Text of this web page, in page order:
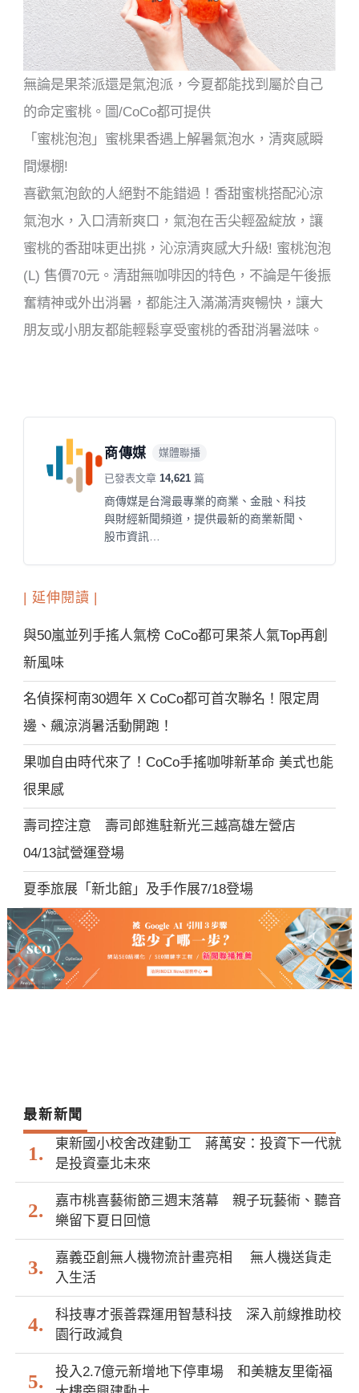
無論是果茶派還是氣泡派，今夏都能找到屬於自己
的命定蜜桃。圖/CoCo都可提供
「蜜桃泡泡」蜜桃果香遇上解暑氣泡水，清爽感瞬
間爆棚!
喜歡氣泡飲的人絕對不能錯過！香甜蜜桃搭配沁涼
氣泡水，入口清新爽口，氣泡在舌尖輕盈綻放，讓
蜜桃的香甜味更出挑，沁涼清爽感大升級! 蜜桃泡泡
(L) 售價70元。清甜無咖啡因的特色，不論是午後振
奮精神或外出消暑，都能注入滿滿清爽暢快，讓大
朋友或小朋友都能輕鬆享受蜜桃的香甜消暑滋味。
商傳媒 媒體聯播
已發表文章 14,621 篇
商傳媒是台灣最專業的商業、金融、科技
與財經新聞頻道，提供最新的商業新聞、
股市資訊…
| 延伸閱讀 |
與50嵐並列手搖人氣榜 CoCo都可果茶人氣Top再創
新風味
名偵探柯南30週年 X CoCo都可首次聯名！限定周
邊、飆涼消暑活動開跑！
果咖自由時代來了！CoCo手搖咖啡新革命 美式也能
很果感
壽司控注意 壽司郎進駐新光三越高雄左營店
04/13試營運登場
夏季旅展「新北館」及手作展7/18登場
最新新聞
東新國小校舍改建動工 蔣萬安：投資下一代就
是投資臺北未來
嘉市桃喜藝術節三週末落幕 親子玩藝術、聽音
樂留下夏日回憶
嘉義亞創無人機物流計畫亮相 無人機送貨走
入生活
科技專才張善霖運用智慧科技 深入前線推助校
園行政減負
投入2.7億元新增地下停車場 和美糖友里衛福